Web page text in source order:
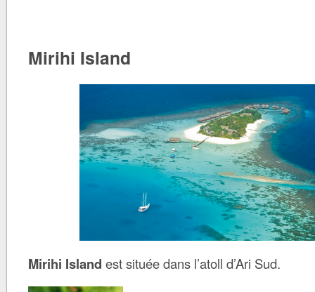
Mirihi Island
Mirihi Island est située dans l’atoll d’Ari Sud.